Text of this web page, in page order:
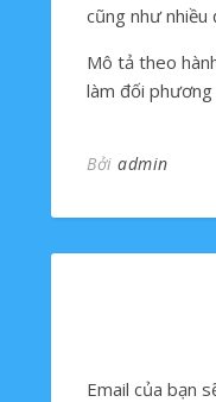
cũng như
Mô tả theo
làm đối
Bởi admin
Email của bạn